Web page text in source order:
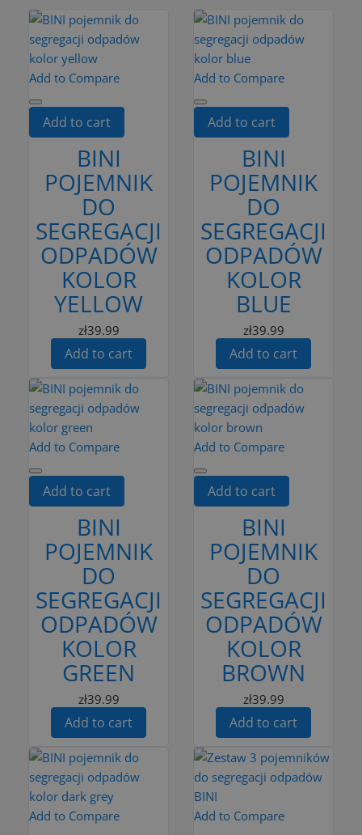
Add to Compare
Add to cart
BINI
POJEMNIK
DO
SEGREGACJI
ODPADÓW
KOLOR
YELLOW
zł39.99
Add to cart
Add to Compare
Add to cart
BINI
POJEMNIK
DO
SEGREGACJI
ODPADÓW
KOLOR
BLUE
zł39.99
Add to cart
Add to Compare
Add to cart
BINI
POJEMNIK
DO
SEGREGACJI
ODPADÓW
KOLOR
GREEN
zł39.99
Add to cart
Add to Compare
Add to cart
BINI
POJEMNIK
DO
SEGREGACJI
ODPADÓW
KOLOR
BROWN
zł39.99
Add to cart
Add to Compare Add to Compare